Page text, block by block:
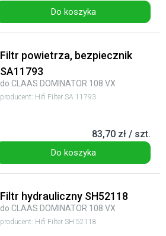
Do koszyka
Filtr powietrza, bezpiecznik
SA11793
do CLAAS DOMINATOR 108 VX
producent: Hifi Filter SA 11793
83,70 zł / szt.
Do koszyka
Filtr hydrauliczny SH52118
do CLAAS DOMINATOR 108 VX
producent: Hifi Filter SH 52118